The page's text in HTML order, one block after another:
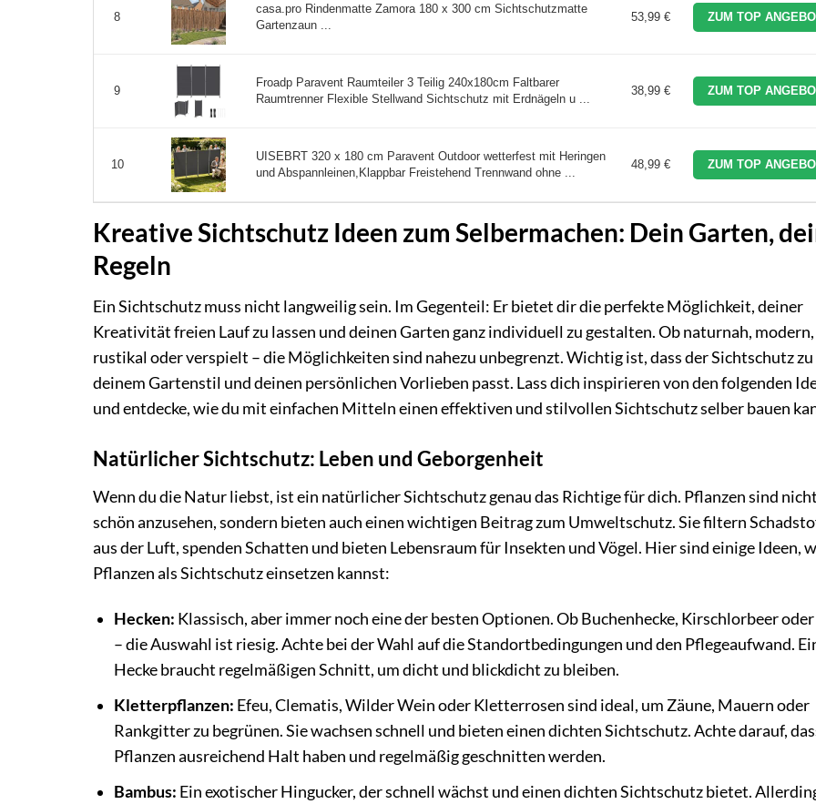
8
casa.pro Rindenmatte Zamora 180 x 300 cm Sichtschutzmatte
Gartenzaun ...
53,99 € ZUM TOP
9
Froadp Paravent Raumteiler 3 Teilig 240x180cm Faltbarer
Raumtrenner Flexible Stellwand Sichtschutz mit Erdnägeln u ...
38,99 € ZUM TOP
10
UISEBRT 320 x 180 cm Paravent Outdoor wetterfest mit Heringen
und Abspannleinen,Klappbar Freistehend Trennwand ohne ...
48,99 € ZUM TOP
Kreative Sichtschutz Ideen zum Selbermachen: Dein Garten,
Regeln
Ein Sichtschutz muss nicht langweilig sein. Im Gegenteil: Er bietet dir die perfekte Möglichkeit, deiner
Kreativität freien Lauf zu lassen und deinen Garten ganz individuell zu gestalten. Ob naturnah, modern,
rustikal oder verspielt – die Möglichkeiten sind nahezu unbegrenzt. Wichtig ist, dass der Sichtschutz zu
deinem Gartenstil und deinen persönlichen Vorlieben passt. Lass dich inspirieren von den folgenden
und entdecke, wie du mit einfachen Mitteln einen effektiven und stilvollen Sichtschutz selber bauen
Natürlicher Sichtschutz: Leben und Geborgenheit
Wenn du die Natur liebst, ist ein natürlicher Sichtschutz genau das Richtige für dich. Pflanzen sind
schön anzusehen, sondern bieten auch einen wichtigen Beitrag zum Umweltschutz. Sie filtern
aus der Luft, spenden Schatten und bieten Lebensraum für Insekten und Vögel. Hier sind einige Ideen,
Pflanzen als Sichtschutz einsetzen kannst:
Hecken: Klassisch, aber immer noch eine der besten Optionen. Ob Buchenhecke, Kirschlorbeer
– die Auswahl ist riesig. Achte bei der Wahl auf die Standortbedingungen und den Pflegeaufwand.
Hecke braucht regelmäßigen Schnitt, um dicht und blickdicht zu bleiben.
Kletterpflanzen: Efeu, Clematis, Wilder Wein oder Kletterrosen sind ideal, um Zäune, Mauern oder
Rankgitter zu begrünen. Sie wachsen schnell und bieten einen dichten Sichtschutz. Achte darauf,
Pflanzen ausreichend Halt haben und regelmäßig geschnitten werden.
Bambus: Ein exotischer Hingucker, der schnell wächst und einen dichten Sichtschutz bietet.